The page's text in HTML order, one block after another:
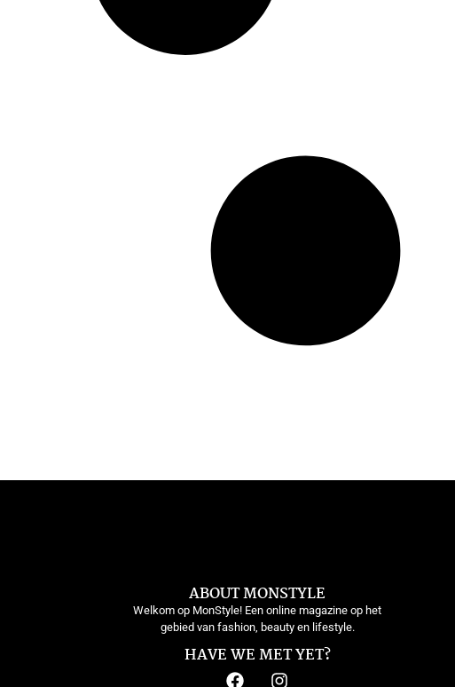
ABOUT MONSTYLE
Welkom op MonStyle! Een online magazine op het
gebied van fashion, beauty en lifestyle.
HAVE WE MET YET?